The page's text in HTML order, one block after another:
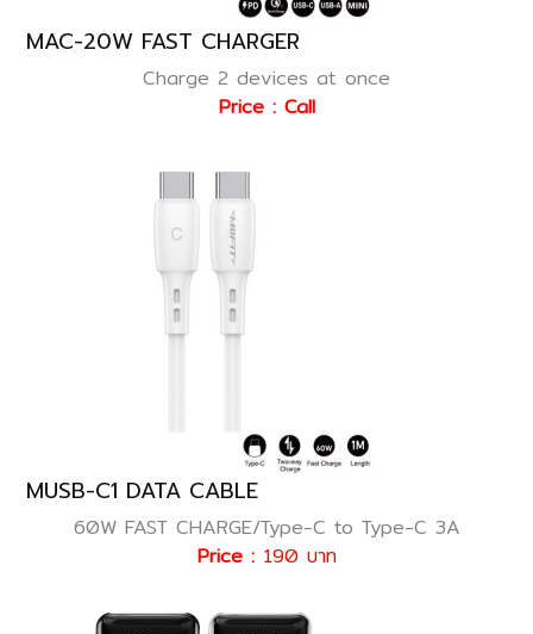
MAC-20W FAST CHARGER
Charge 2 devices at once
Price : Call
MUSB-C1 DATA CABLE
60W FAST CHARGE/Type-C to Type-C 3A
Price : 190 บาท